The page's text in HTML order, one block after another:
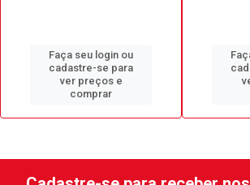
Faça seu login ou
cadastre-se para
ver preços e
comprar